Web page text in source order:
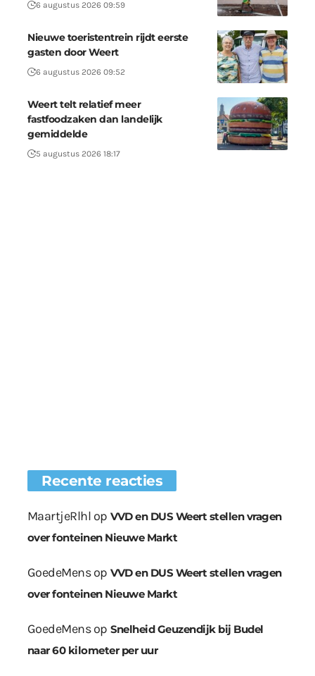
6 augustus 2026 09:59
Nieuwe toeristentrein rijdt eerste
gasten door Weert
6 augustus 2026 09:52
Weert telt relatief meer
fastfoodzaken dan landelijk
gemiddelde
5 augustus 2026 18:17
Recente reacties
MaartjeRlhl op VVD en DUS Weert stellen vragen
over fonteinen Nieuwe Markt
GoedeMensop VVD en DUS Weert stellen vragen
over fonteinen Nieuwe Markt
GoedeMensop Snelheid Geuzendijk bij Budel
naar 60 kilometer per uur